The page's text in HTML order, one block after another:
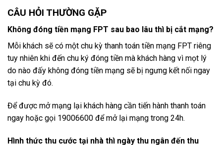
CÂU HỎI THƯỜNG GẶP
Không đóng tiền mạng FPT sau bao lâu thì bị cắt mạng?
Mỗi khách sẽ có một chu kỳ thanh toán tiền mạng FPT riêng
tuy nhiên khi đến chu ký đóng tiền mà khách hàng vì mọt lý
do nào đấy không đóng tiền mạng sẽ bị ngưng kết nối ngay
tại chu kỳ đó.
Để được mở mạng lại khách hàng cần tiến hành thanh toán
ngay hoặc gọi 19006600 để mở lại mạng trong 24h.
Hình thức thu cước tại nhà thì ngày thu ngân đến thu